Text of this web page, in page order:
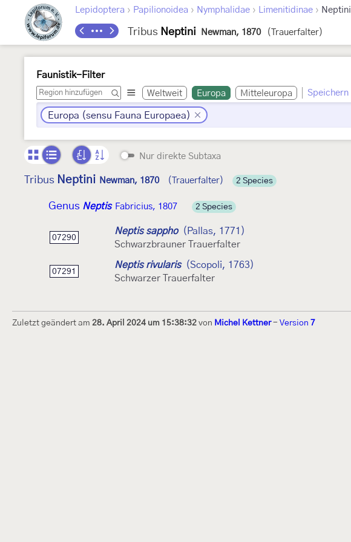
Lepidoptera › Papilionoidea › Nymphalidae › Limenitidinae › Neptini
Tribus Neptini Newman, 1870 (Trauerfalter)
Faunistik-Filter
Weltweit Europa Mitteleuropa Speichern
Europa (sensu Fauna Europaea)
Nur direkte Subtaxa
Tribus Neptini Newman, 1870 (Trauerfalter) 2 Species
Genus Neptis Fabricius, 1807 2 Species
07290
Neptis sappho
(Pallas, 1771)
Schwarzbrauner Trauerfalter
07291
Neptis rivularis
(Scopoli, 1763)
Schwarzer Trauerfalter
Zuletzt geändert am 28. April 2024 um 15:38:32 von Michel Kettner- Version 7